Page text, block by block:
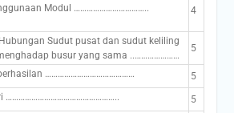
Modul ……………………………..
4
Sudut pusat dan sudut keliling
busur yang sama ..…………………
5
……………………………………
5
……………………………………………..
5